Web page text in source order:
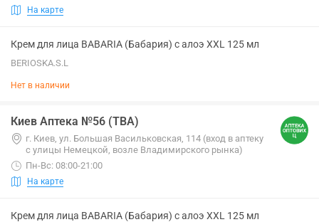
На карте
Крем для лица BABARIA (Бабария) с алоэ XXL 125 мл
BERIOSKA.S.L
Нет в наличии
Киев Аптека №56 (ТВА)
г. Киев, ул. Большая Васильковская, 114 (вход в аптеку
с улицы Немецкой, возле Владимирского рынка)
Пн-Вс: 08:00-21:00
На карте
Крем для лица BABARIA (Бабария) с алоэ XXL 125 мл